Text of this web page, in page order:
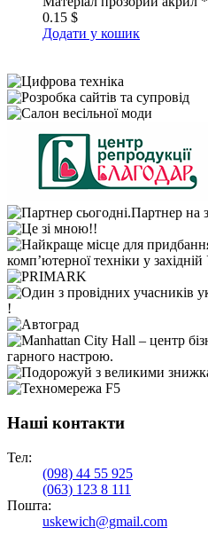
0.15 $
Додати у кошик
Наші контакти
Тел:
(098) 44 55 925
(063) 123 8 111
Пошта:
uskewich@gmail.com